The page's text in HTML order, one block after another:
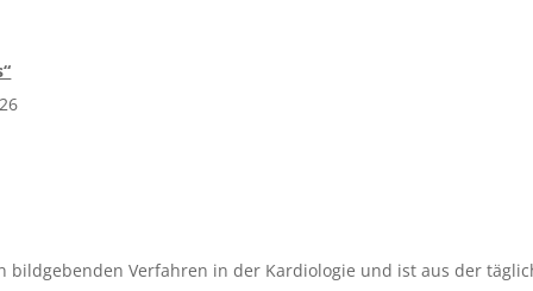
bildgebenden Verfahren in der Kardiologie und ist aus der